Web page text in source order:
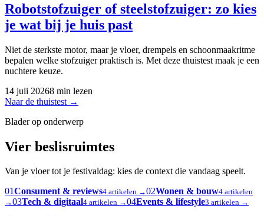
Robotstofzuiger of steelstofzuiger: zo kies
je wat bij je huis past
Niet de sterkste motor, maar je vloer, drempels en schoonmaakritme
bepalen welke stofzuiger praktisch is. Met deze thuistest maak je een
nuchtere keuze.
14 juli 20268 min lezen
Naar de thuistest →
Blader op onderwerp
Vier beslisruimtes
Van je vloer tot je festivaldag: kies de context die vandaag speelt.
01Consument & reviews4 artikelen →02Wonen & bouw4 artikelen
→03Tech & digitaal4 artikelen →04Events & lifestyle3 artikelen →